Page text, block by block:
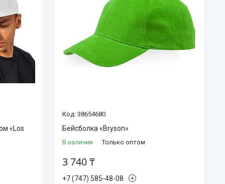
«Los
38654680
Бейсболка «Bryson»
В наличии Только оптом
3 740 ₸
+7 (747) 585-48-08